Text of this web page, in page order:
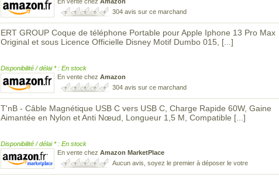
304 avis sur ce marchand
ERT GROUP Coque de téléphone Portable pour Apple Iphone 13 Pro Max
Original et sous Licence Officielle Disney Motif Dumbo 015, [...]
Disponibilité / délai * : En stock
En vente chez Amazon
304 avis sur ce marchand
T'nB - Câble Magnétique USB C vers USB C, Charge Rapide 60W, Gaine
Aimantée en Nylon et Anti Nœud, Longueur 1,5 M, Compatible [...]
Disponibilité / délai * : En stock
En vente chez Amazon MarketPlace
Aucun avis, soyez le premier à déposer le votre